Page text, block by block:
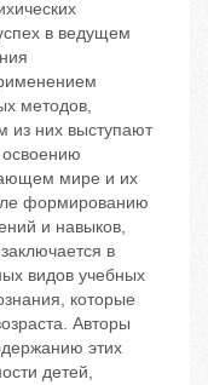
в ведущем
методов,
из них выступают
мире и их
формированию
и навыков,
в
видов учебных
которые
Авторы
этих
детей,